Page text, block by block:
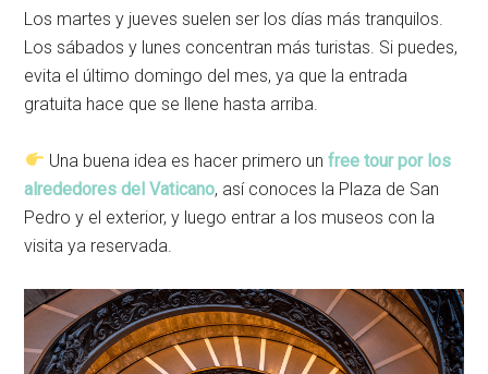
Los martes y jueves suelen ser los días más tranquilos.
Los sábados y lunes concentran más turistas. Si puedes,
evita el último domingo del mes, ya que la entrada
gratuita hace que se llene hasta arriba.
Una buena idea es hacer primero un free tour por los
alrededores del Vaticano, así conoces la Plaza de San
Pedro y el exterior, y luego entrar a los museos con la
visita ya reservada.